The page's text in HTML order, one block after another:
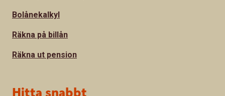
Bolånekalkyl
Räkna på billån
Räkna ut pension